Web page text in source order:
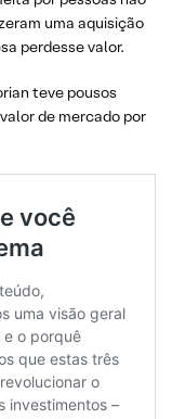
uma aquisição
perdesse valor.
teve pousos
de mercado por